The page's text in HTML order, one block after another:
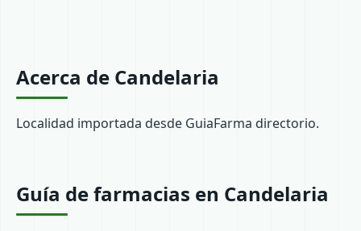
Acerca de Candelaria
Localidad importada desde GuiaFarma directorio.
Guía de farmacias en Candelaria